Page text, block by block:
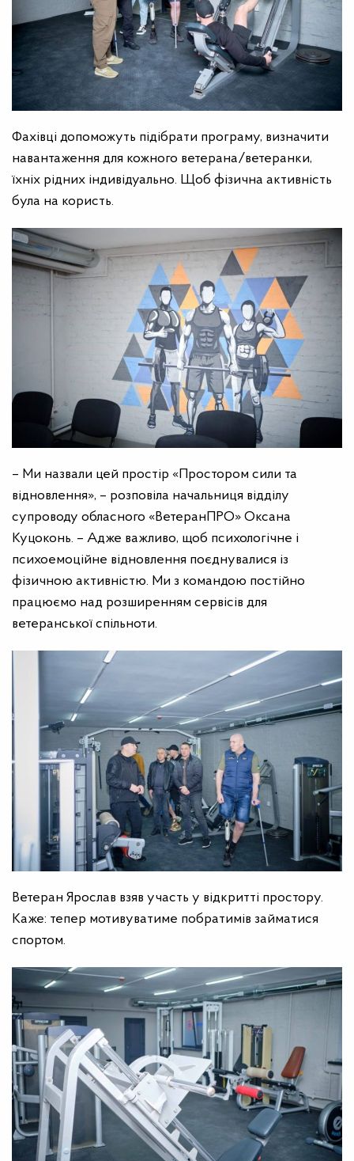
Фахівці допоможуть підібрати програму, визначити
навантаження для кожного ветерана/ветеранки,
їхніх рідних індивідуально. Щоб фізична активність
була на користь.
– Ми назвали цей простір «Простором сили та
відновлення», – розповіла начальниця відділу
супроводу обласного «ВетеранПРО» Оксана
Куцоконь. – Адже важливо, щоб психологічне і
психоемоційне відновлення поєднувалися із
фізичною активністю. Ми з командою постійно
працюємо над розширенням сервісів для
ветеранської спільноти.
Ветеран Ярослав взяв участь у відкритті простору.
Каже: тепер мотивуватиме побратимів займатися
спортом.